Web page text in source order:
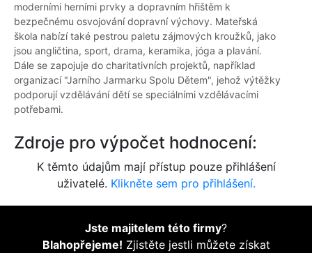
moderními herními prvky a dopravním hřištěm k
bezpečnému osvojování dopravní výchovy. Mateřská
škola nabízí také pestrou paletu zájmových kroužků, jako
jsou angličtina, sport, drama, keramika, jóga a plavání.
Dále se zapojuje do charitativních projektů, například
organizací "Jarního Jarmarku Spolu Dětem", jehož výtěžky
podporují vzdělávání dětí se speciálními vzdělávacími
potřebami.
Zdroje pro výpočet hodnocení:
K těmto údajům mají přístup pouze přihlášení
uživatelé. Klikněte sem pro přihlášení.
Jste majitelem této firmy?
Blahopřejeme! Zjistěte jestli můžete získat